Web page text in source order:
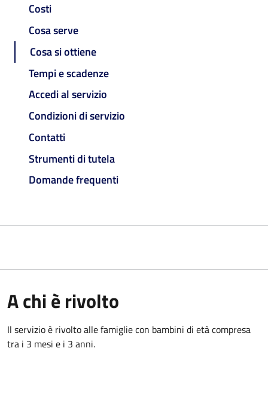
Costi
Cosa serve
Cosa si ottiene
Tempi e scadenze
Accedi al servizio
Condizioni di servizio
Contatti
Strumenti di tutela
Domande frequenti
A chi è rivolto
Il servizio è rivolto alle famiglie con bambini di età compresa
tra i 3 mesi e i 3 anni.